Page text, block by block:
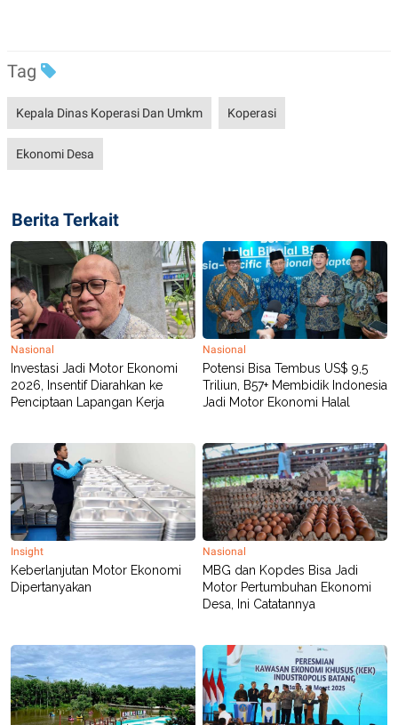
Tag
Kepala Dinas Koperasi Dan Umkm Koperasi
Ekonomi Desa
Berita Terkait
Nasional
Investasi Jadi Motor Ekonomi
2026, Insentif Diarahkan ke
Penciptaan Lapangan Kerja
Nasional
Potensi Bisa Tembus US$ 9,5
Triliun, B57+ Membidik Indonesia
Jadi Motor Ekonomi Halal
Insight
Keberlanjutan Motor Ekonomi
Dipertanyakan
Nasional
MBG dan Kopdes Bisa Jadi
Motor Pertumbuhan Ekonomi
Desa, Ini Catatannya